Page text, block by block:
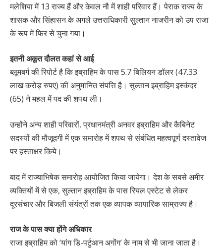
मलेशिया में 13 राज्य हैं और केवल नौ में शाही परिवार हैं। पेराक राज्य के
शासक और सिंहासन के अगले उत्तराधिकारी सुल्तान नाजरीन को उप राजा
के रूप में फिर से चुना गया।
इतनी अकूत दौलत कहां से आई
ब्लूमबर्ग की रिपोर्ट है कि इब्राहिम के पास 5.7 बिलियन डॉलर (47.33
लाख करोड़ रुपए) की अनुमानित संपत्ति है। सुल्तान इब्राहिम इस्कंदर
(65) ने महल में पद की शपथ ली।
उन्होंने अन्य शाही परिवारों, प्रधानमंत्री अनवर इब्राहिम और कैबिनेट
सदस्यों की मौजूदगी में एक समारोह में शपथ से संबंधित महत्वपूर्ण दस्तावेज
पर हस्ताक्षर किये।
बाद में राज्याभिषेक समारोह आयोजित किया जायेगा। देश के सबसे अमीर
व्यक्तियों में से एक, सुल्तान इब्राहिम के पास रियल एस्टेट से लेकर
दूरसंचार और बिजली संयंत्रों तक एक व्यापक व्यापारिक साम्राज्य है।
राज के पास क्या होंगे अधिकार
राजा इब्राहिम को ‘यांग डि-पर्टुआन अगोंग’ के नाम से भी जाना जाता है।